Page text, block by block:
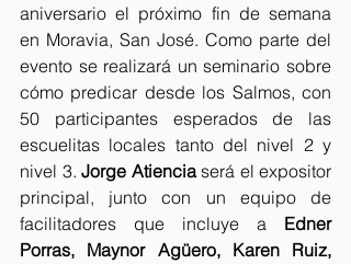
aniversario el próximo fin de semana
en Moravia, San José. Como parte del
evento se realizará un seminario sobre
cómo predicar desde los Salmos, con
50 participantes esperados de las
escuelitas locales tanto del nivel 2 y
nivel 3. Jorge Atiencia será el expositor
principal, junto con un equipo de
facilitadores que incluye a Edner
Porras, Maynor Agüero, Karen Ruiz,